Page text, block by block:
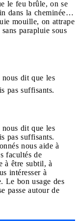
le feu brûle, on se
dans la cheminée…
mouille, on attrape
parapluie sous
nous dit que les
pas suffisants.
nous dit que les
pas suffisants.
nous aide à
facultés de
à être subtil, à
intéresser à
Le bon usage des
passe autour de